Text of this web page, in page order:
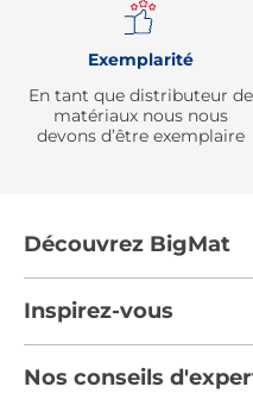
Exemplarité
En tant que distributeur de
matériaux nous nous
devons d’être exemplaire
Découvrez BigMat
Devenez adhérent
Inspirez-vous
Nos conseils